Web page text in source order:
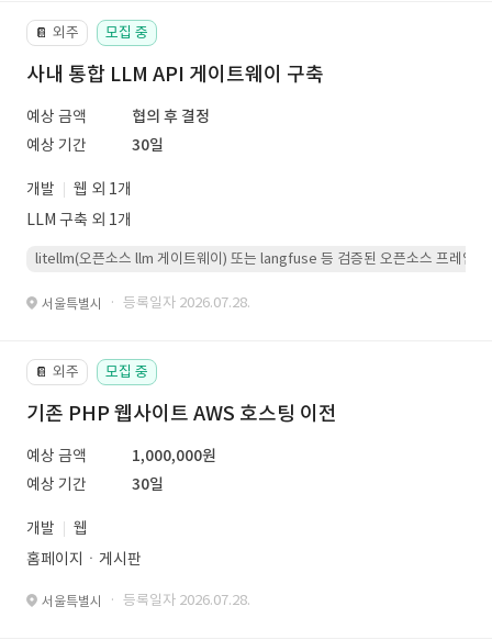
📔 외주 모집 중
사내 통합 LLM API 게이트웨이 구축
예상 금액
협의 후 결정
예상 기간
30일
개발
웹 외 1개
LLM 구축 외 1개
litellm(오픈소스 llm 게이트웨이) 또는 langfuse 등 검증된 오픈소스 프레임워
서울특별시 · 등록일자 2026.07.28.
📔 외주 모집 중
기존 PHP 웹사이트 AWS 호스팅 이전
예상 금액
1,000,000원
예상 기간
30일
개발
웹
홈페이지ㆍ게시판
서울특별시 · 등록일자 2026.07.28.